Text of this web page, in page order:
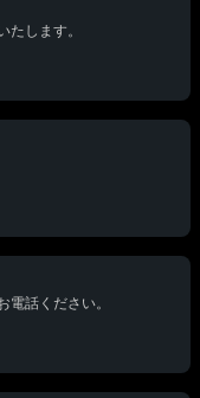
たします。
話ください。